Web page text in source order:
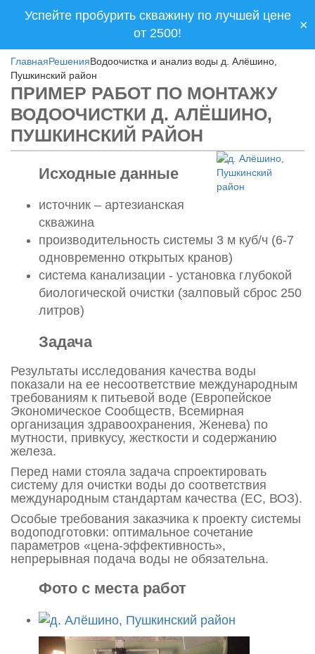
Успейте пробурить скважину по лучшей цене
от 2500!
×
ГлавнаяРешенияВодоочистка и анализ воды д. Алёшино,
Пушкинский район
ПРИМЕР РАБОТ ПО МОНТАЖУ
ВОДООЧИСТКИ Д. АЛЁШИНО,
ПУШКИНСКИЙ РАЙОН
Исходные данные
источник – артезианская
скважина
производительность системы 3 м куб/ч (6-7
одновременно открытых кранов)
система канализации - установка глубокой
биологической очистки (залповый сброс 250
литров)
Задача
Результаты исследования качества воды
показали на ее несоответствие международным
требованиям к питьевой воде (Европейское
Экономическое Сообществ, Всемирная
организация здравоохранения, Женева) по
мутности, привкусу, жесткости и содержанию
железа.
Перед нами стояла задача спроектировать
систему для очистки воды до соответствия
международным стандартам качества (ЕС, ВОЗ).
Особые требования заказчика к проекту системы
водоподготовки: оптимальное сочетание
параметров «цена-эффективность»,
непрерывная подача воды не обязательна.
Фото с места работ